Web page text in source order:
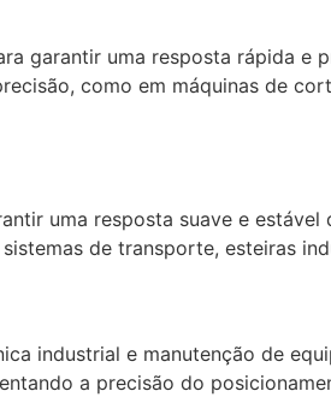
garantir uma resposta rápida e
como em máquinas de
uma resposta suave e estável
de transporte, esteiras
industrial e manutenção de
a precisão do